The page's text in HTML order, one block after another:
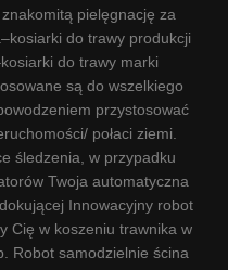
pielęgnację za
do trawy produkcji
do trawy marki
są do wszelkiego
przystosować
połaci ziemi.
śledzenia, w przypadku
Twoja automatyczna
Innowacyjny robot
Cię w koszeniu trawnika w
Robot samodzielnie ścina